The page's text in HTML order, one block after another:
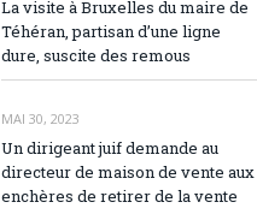
La visite à Bruxelles du maire de
Téhéran, partisan d’une ligne
dure, suscite des remous
MAI 30, 2023
Un dirigeant juif demande au
directeur de maison de vente aux
enchères de retirer de la vente